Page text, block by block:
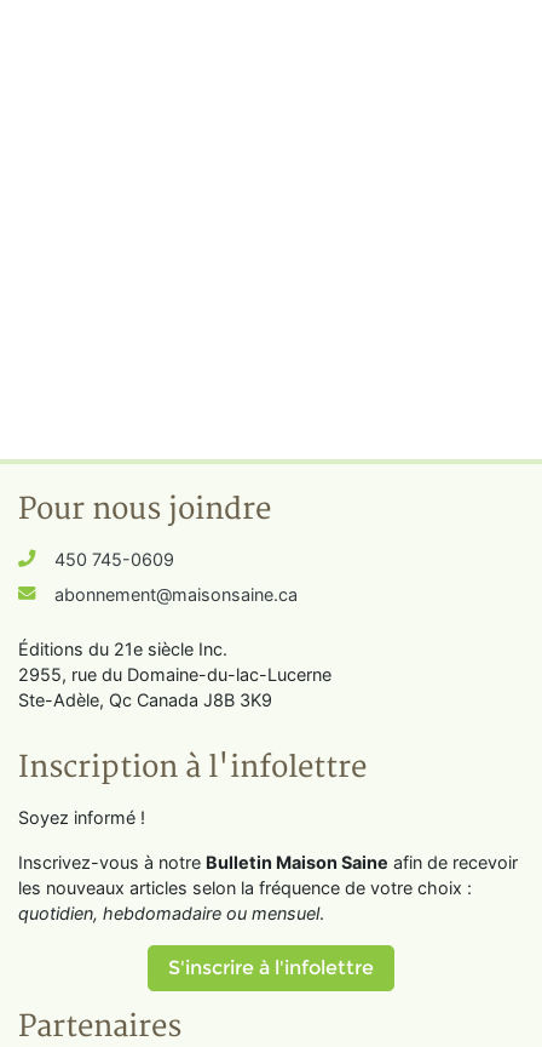
Pour nous joindre
450 745-0609
abonnement@maisonsaine.ca
Éditions du 21e siècle Inc.
2955, rue du Domaine-du-lac-Lucerne
Ste-Adèle, Qc Canada J8B 3K9
Inscription à l'infolettre
Soyez informé !
Inscrivez-vous à notre Bulletin Maison Saine afin de recevoir
les nouveaux articles selon la fréquence de votre choix :
quotidien, hebdomadaire ou mensuel.
S'inscrire à l'infolettre
Partenaires